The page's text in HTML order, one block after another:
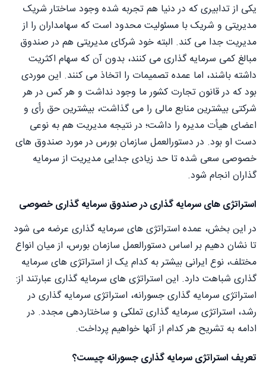
یکی از تدابیری که در دنیا هم تجربه شده وجود ساختار شریک
مدیریتی و شریک با مسئولیت محدود است که سهامداران را از
مدیریت جدا می کند. البته خود شرکای مدیریتی هم در صندوق
مبالغ کمی سرمایه گذاری می کنند، بدون آن که سهام اکثریت
داشته باشند، اما عمده تصمیمات را اتخاذ می کنند. این موردی
بود که در قانون تجارت کشور ما وجود نداشت و هر کس در هر
شرکتی بیشترین منابع مالی را می گذاشت، بیشترین حق رأی و
اعضای هیأت مدیره را داشت؛ در نتیجه مدیریت هم به نوعی
دست او بود. در دستورالعمل سازمان بورس در مورد صندوق های
خصوصی سعی شده تا حد زیادی جدایی مدیریت از سرمایه
گذاران انجام شود.
استراتژی های سرمایه گذاری در صندوق سرمایه گذاری خصوصی
در این بخش، عمده استراتژی های سرمایه گذاری عرضه می شود
تا نشان دهیم بر اساس دستورالعمل سازمان بورس، از میان انواع
مختلف، نوع ایرانی بیشتر به کدام یک از استراتژی های سرمایه
گذاری شباهت دارد. این استراتژی های سرمایه گذاری عبارتند از:
استراتژی سرمایه گذاری جسورانه، استراتژی سرمایه گذاری در
رشد، استراتژی سرمایه گذاری تملکی و ساختاردهی مجدد. در
ادامه به تشریح هر کدام از آنها خواهیم پرداخت.
تعریف استراتژی سرمایه گذاری جسورانه چیست؟